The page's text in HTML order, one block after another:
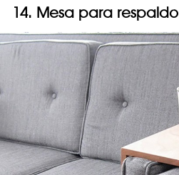
14. Mesa para respaldo